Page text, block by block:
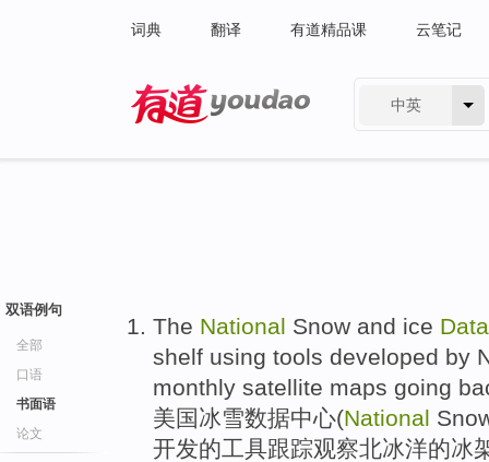
词典 翻译 有道精品课 云笔记
中英
双语例句
全部
口语
书面语
论文
The National Snow and ice Data
shelf using tools developed by
monthly satellite maps going
美国冰雪数据中心(National
开发的工具跟踪观察北冰洋的冰